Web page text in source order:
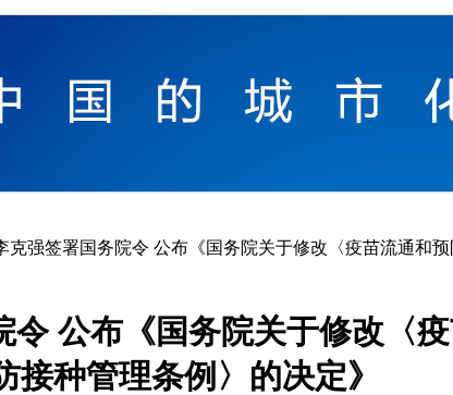
克强签署国务院令 公布《国务院关于修改〈疫苗流通和预
令 公布《国务院关于修改〈
接种管理条例〉的决定》